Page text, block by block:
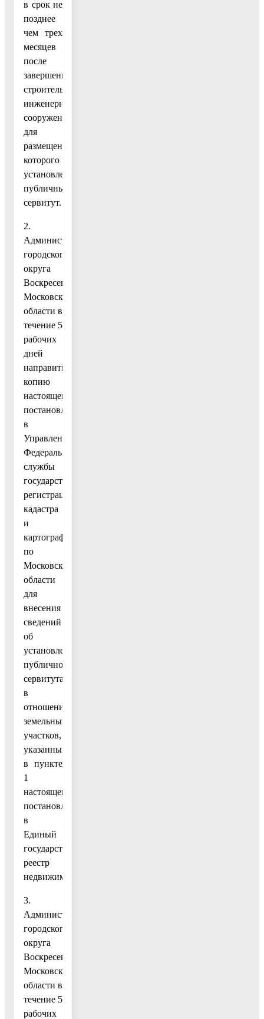
в срок не
позднее
чем трех
месяцев
после
завершения
строительства
инженерного
сооружения,
для
размещения
которого
установлен
публичный
сервитут.
2.
Администрации
городского
округа
Воскресенск
Московской
области в
течение 5
рабочих
дней
направить
копию
настоящего
постановления
в
Управление
Федеральной
службы
государственной
регистрации,
кадастра
и
картографии
по
Московской
области
для
внесения
сведений
об
установлении
публичного
сервитута
в
отношении
земельных
участков,
указанных
в пункте
1
настоящего
постановления,
в
Единый
государственный
реестр
недвижимости.
3.
Администрации
городского
округа
Воскресенск
Московской
области в
течение 5
рабочих